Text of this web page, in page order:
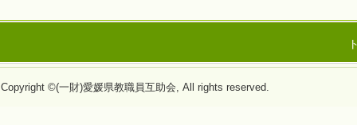
Copyright ©(一財)愛媛県教職員互助会, All rights reserved.